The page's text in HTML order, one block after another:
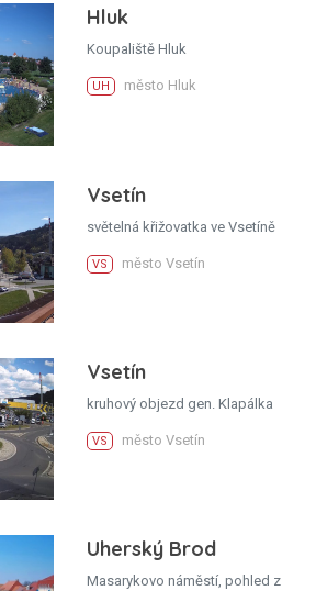
Hluk
Koupaliště Hluk
UH město Hluk
Vsetín
světelná křižovatka ve Vsetíně
VS město Vsetín
Vsetín
kruhový objezd gen. Klapálka
VS město Vsetín
Uherský Brod
Masarykovo náměstí, pohled z